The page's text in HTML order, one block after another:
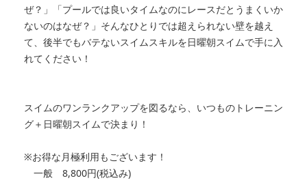
ぜ？」「プールでは良いタイムなのにレースだとうまくいか
ないのはなぜ？」そんなひとりでは超えられない壁を越え
て、後半でもバテないスイムスキルを日曜朝スイムで手に入
れてください！
スイムのワンランクアップを図るなら、いつものトレーニン
グ＋日曜朝スイムで決まり！
※お得な月極利用もございます！
一般 8,800円(税込み)